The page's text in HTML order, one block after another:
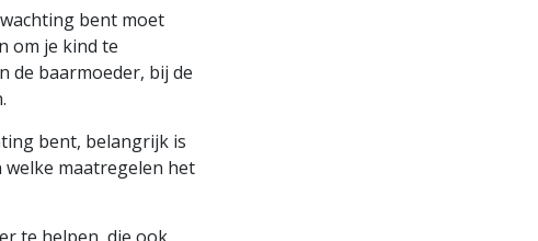
bent moet
om je kind te
de baarmoeder, bij de
bent, belangrijk is
maatregelen het